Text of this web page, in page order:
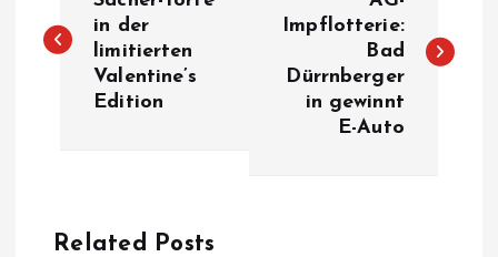
i
a
in der
limitierten
Valentine’s
Edition
Impflotterie:
Bad
Dürrnberger
in gewinnt
E-Auto
Related Posts